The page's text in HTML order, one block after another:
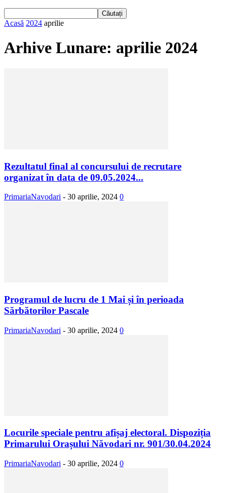
Acasă 2024 aprilie
Arhive Lunare: aprilie 2024
Rezultatul final al concursului de recrutare
organizat în data de 09.05.2024...
PrimariaNavodari - 30 aprilie, 2024 0
Programul de lucru de 1 Mai și în perioada
Sărbătorilor Pascale
PrimariaNavodari - 30 aprilie, 2024 0
Locurile speciale pentru afișaj electoral. Dispoziția
Primarului Orașului Năvodari nr. 901/30.04.2024
PrimariaNavodari - 30 aprilie, 2024 0